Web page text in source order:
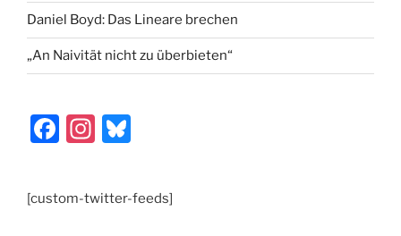
Daniel Boyd: Das Lineare brechen
„An Naivität nicht zu überbieten“
F
e
In
a
gr
e
s
[custom-twitter-feeds]